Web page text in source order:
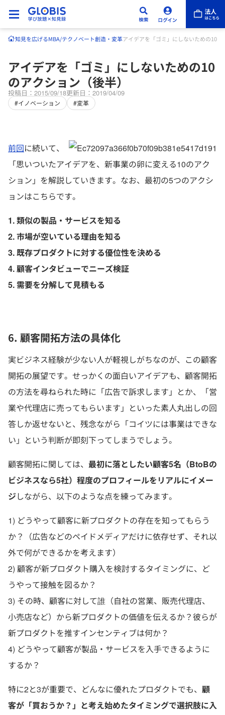
知見を広げるMBA/テクノベート創造・変革アイデアを「ゴミ」にしないための10
アイデアを「ゴミ」にしないための10
のアクション（後半）
投稿日：2015/09/18更新日：2019/04/09
#イノベーション #変革
前回に続いて、
「思いついたアイデアを、新事業の卵に変える10のアク
ション」を解説していきます。なお、最初の5つのアクシ
ョンはこちらです。
1. 類似の製品・サービスを知る
2. 市場が空いている理由を知る
3. 既存プロダクトに対する優位性を決める
4. 顧客インタビューでニーズ検証
5. 需要を分解して見積もる
6. 顧客開拓方法の具体化
実ビジネス経験が少ない人が軽視しがちなのが、この顧客
開拓の展望です。せっかくの面白いアイデアも、顧客開拓
の方法を尋ねられた時に「広告で訴求します」とか、「営
業や代理店に売ってもらいます」といった素人丸出しの回
答しか返せないと、残念ながら「コイツには事業はできな
い」という判断が即刻下ってしまうでしょう。
顧客開拓に関しては、 最初に落としたい顧客5名（BtoBの
ビジネスなら5社）程度のプロフィールをリアルにイメー
ジしながら、以下のような点を練ってみます。
1) どうやって顧客に新プロダクトの存在を知ってもらう
か？（広告などのペイドメディアだけに依存せず、それ以
外で何ができるかを考えます）
2) 顧客が新プロダクト購入を検討するタイミングに、ど
うやって接触を図るか？
3) その時、顧客に対して誰（自社の営業、販売代理店、
小売店など）から新プロダクトの価値を伝えるか？彼らが
新プロダクトを推すインセンティブは何か？
4) どうやって顧客が製品・サービスを入手できるように
するか？
特に2と3が重要で、どんなに優れたプロダクトでも、 顧
客が「買おうか？」と考え始めたタイミングで選択肢に入